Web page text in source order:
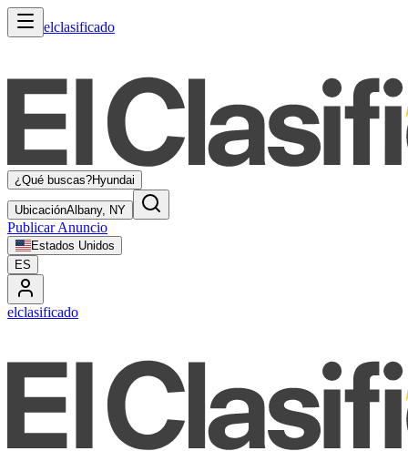
elclasificado
¿Qué buscas?Hyundai
UbicaciónAlbany, NY
Publicar Anuncio
Estados Unidos
ES
elclasificado